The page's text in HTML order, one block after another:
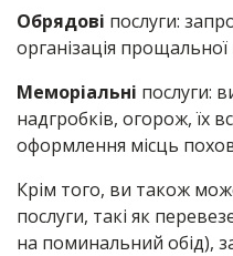
Обрядові послуги:
організація
Меморіальні послуги:
надгробків, огорож, їх
оформлення місць
Крім того, ви також
послуги, такі як
на поминальний обід),